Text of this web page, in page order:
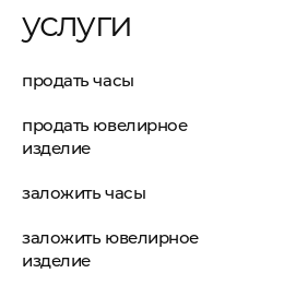
услуги
продать часы
продать ювелирное
изделие
заложить часы
заложить ювелирное
изделие